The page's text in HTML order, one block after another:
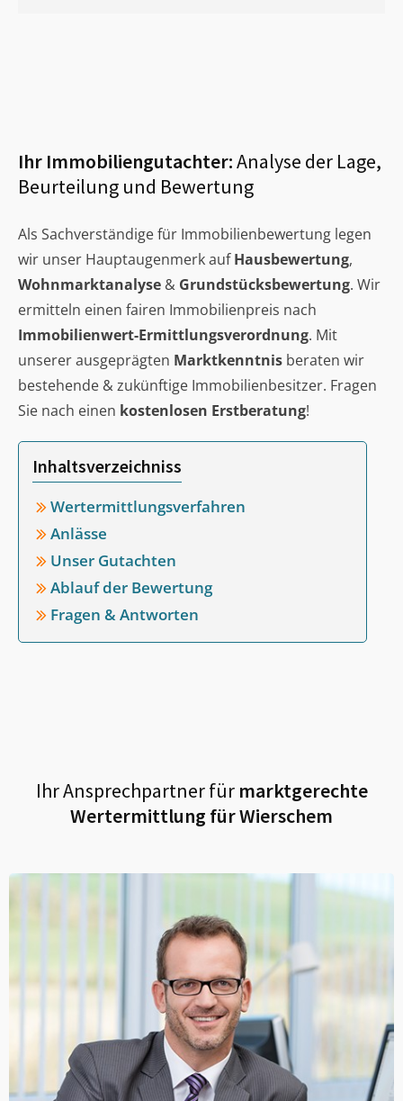
Ihr Immobiliengutachter:Analyse der Lage,
Beurteilung und Bewertung
Als Sachverständige für Immobilienbewertung legen
wir unser Hauptaugenmerk aufHausbewertung,
Wohnmarktanalyse & Grundstücksbewertung. Wir
ermitteln einen fairen Immobilienpreis nach
Immobilienwert-Ermittlungsverordnung. Mit
unserer ausgeprägten Marktkenntnis beraten wir
bestehende & zukünftige Immobilienbesitzer. Fragen
Sie nach einen kostenlosen Erstberatung!
Inhaltsverzeichniss
Wertermittlungsverfahren
Anlässe
Unser Gutachten
Ablauf der Bewertung
Fragen & Antworten
Ihr Ansprechpartner fürmarktgerechte
Wertermittlung fürWierschem